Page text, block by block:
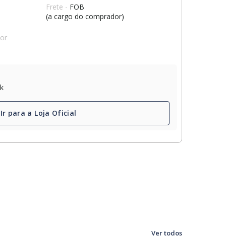
Frete - FOB
(a cargo do comprador)
Ir para a Loja Oficial
Ver todos